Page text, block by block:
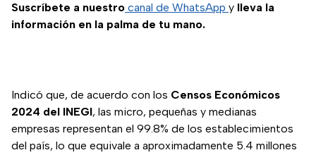
Suscríbete a nuestro canal de WhatsApp y lleva la
información en la palma de tu mano.
Indicó que, de acuerdo con los Censos Económicos
2024 del INEGI, las micro, pequeñas y medianas
empresas representan el 99.8% de los establecimientos
del país, lo que equivale a aproximadamente 5.4 millones